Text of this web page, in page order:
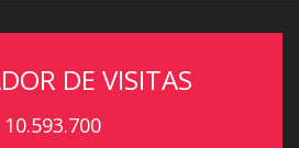
DE VISITAS
10.593.700